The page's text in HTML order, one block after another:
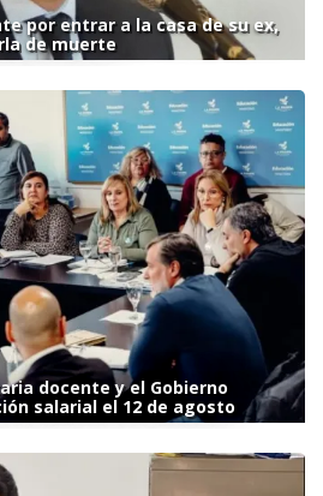
por entrar a la casa de su ex,
de muerte
docente y el Gobierno
salarial el 12 de agosto